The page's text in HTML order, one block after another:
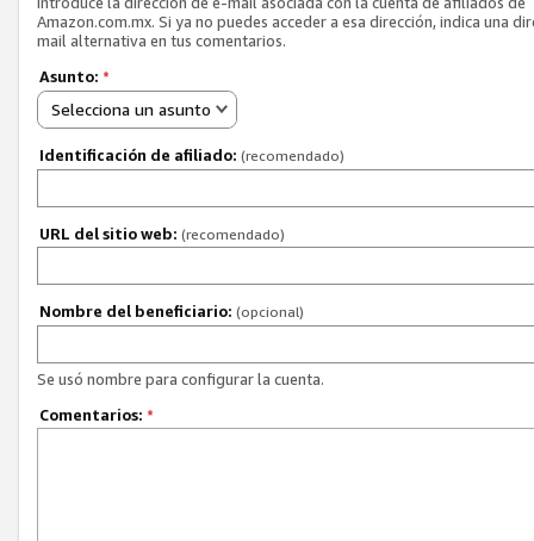
Amazon.com.mx. Si ya no puedes acceder a esa dirección, indica una
mail alternativa en tus comentarios.
Asunto: *
Selecciona un asunto
Identificación de afiliado: (recomendado)
URL del sitio web: (recomendado)
Nombre del beneficiario: (opcional)
Se usó nombre para configurar la cuenta.
Comentarios: *